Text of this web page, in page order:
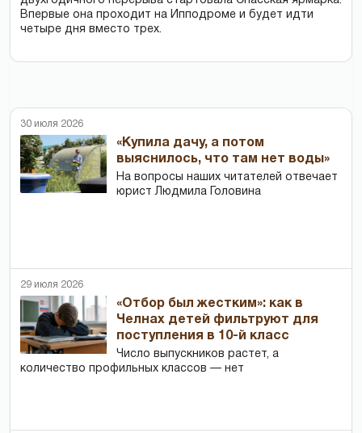
Впервые она проходит на Ипподроме и будет идти
четыре дня вместо трех.
30 июля 2026
«Купила дачу, а потом
выяснилось, что там нет воды»
На вопросы наших читателей отвечает
юрист Людмила Головина
29 июля 2026
«Отбор был жестким»: как в
Челнах детей фильтруют для
поступления в 10-й класс
Число выпускников растет, а
количество профильных классов — нет